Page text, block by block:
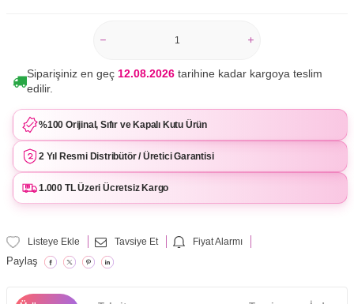
Siparişiniz en geç 12.08.2026 tarihine kadar kargoya teslim
edilir.
%100 Orijinal, Sıfır ve Kapalı Kutu Ürün
2 Yıl Resmi Distribütör / Üretici Garantisi
1.000 TL Üzeri Ücretsiz Kargo
Listeye Ekle Tavsiye Et Fiyat Alarmı
Paylaş